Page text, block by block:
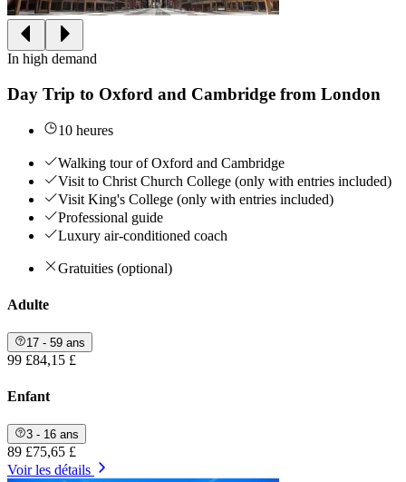
In high demand
Day Trip to Oxford and Cambridge from London
10 heures
Walking tour of Oxford and Cambridge
Visit to Christ Church College (only with entries included)
Visit King's College (only with entries included)
Professional guide
Luxury air-conditioned coach
Gratuities (optional)
Adulte
17 - 59 ans
99 £84,15 £
Enfant
3 - 16 ans
89 £75,65 £
Voir les détails